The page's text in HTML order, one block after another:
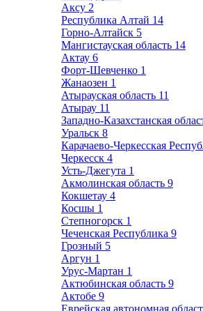
Аксу 2
Республика Алтай 14
Горно-Алтайск 5
Мангистауская область 14
Актау 6
Форт-Шевченко 1
Жанаозен 1
Атырауская область 11
Атырау 11
Западно-Казахстанская
Уральск 8
Карачаево-Черкесская
Черкесск 4
Усть-Джегута 1
Акмолинская область 9
Кокшетау 4
Косшы 1
Степногорск 1
Чеченская Республика 9
Грозный 5
Аргун 1
Урус-Мартан 1
Актюбинская область 9
Актобе 9
Еврейская автономная